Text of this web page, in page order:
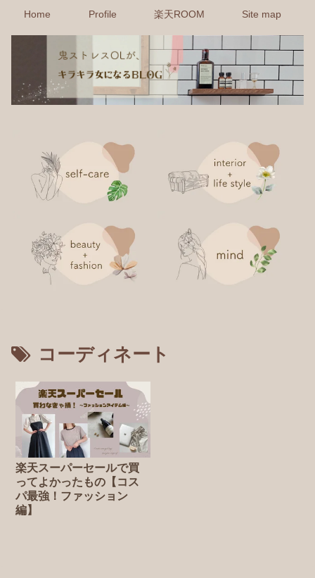
Home Profile 楽天ROOM Site map
コーディネート
楽天スーパーセールで買
ってよかったもの【コス
パ最強！ファッション
編】